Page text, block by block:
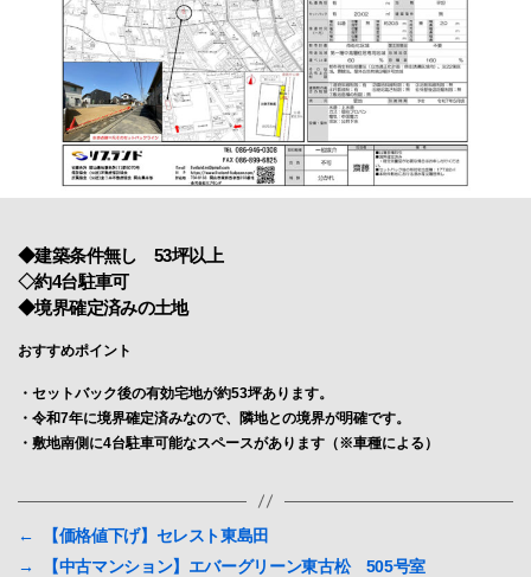
◆建築条件無し 53坪以上
◇約4台駐車可
◆境界確定済みの土地
おすすめポイント
・セットバック後の有効宅地が約53坪あります。
・令和7年に境界確定済みなので、隣地との境界が明確です。
・敷地南側に4台駐車可能なスペースがあります（※車種による）
←
【価格値下げ】セレスト東島田
→
【中古マンション】エバーグリーン東古松 505号室